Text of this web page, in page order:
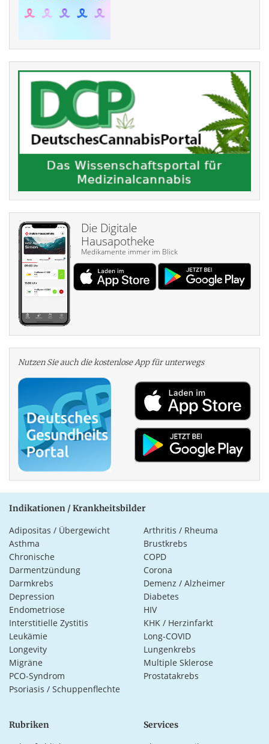
Die Digitale
Hausapotheke
Medikamente immer im Blick
Nutzen Sie auch die kosten­lose App für unterwegs
Indikationen / Krankheitsbilder
Adipositas / Übergewicht
Arthritis / Rheuma
Asthma
Brustkrebs
Chronische
Darmentzündung
COPD
Corona
Darmkrebs
Demenz / Alzheimer
Depression
Diabetes
Endometriose
HIV
Interstitielle Zystitis
KHK / Herzinfarkt
Leukämie
Long-COVID
Longevity
Lungenkrebs
Migräne
Multiple Sklerose
PCO-Syndrom
Prostatakrebs
Psoriasis / Schuppenflechte
Rubriken Services